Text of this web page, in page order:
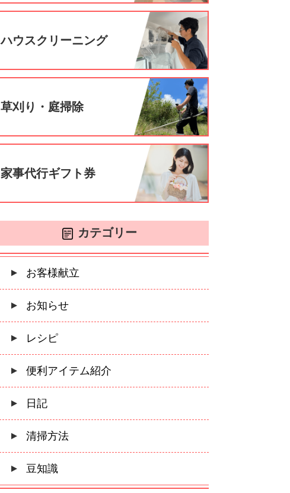
ハウスクリーニング
草刈り・庭掃除
家事代行ギフト券
カテゴリー
お客様献立
お知らせ
レシピ
便利アイテム紹介
日記
清掃方法
豆知識